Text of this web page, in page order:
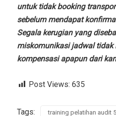
untuk tidak booking
sebelum mendapat
Segala kerugian yang
miskomunikasi jadwal tidak
kompensasi apapun dari
Post Views: 635
Tags: training pelatihan audit